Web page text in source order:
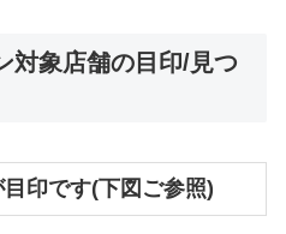
対象店舗の目印/見つ
印です(下図ご参照)